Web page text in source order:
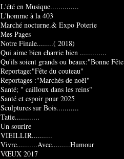
L'été en Musique..............
L'homme à la 403
Marché nocturne.& Expo Poterie
Mes Pages
Notre Finale........( 2018)
Qui aime bien charrie bien .............
Qu'ils soient grands ou beaux:"Bonne
Reportage:"Fête du couteau"
Reportages :"Marchés de noël"
Santé; " cailloux dans les reins"
Santé et espoir pour 2025
Sculptures sur Bois...........
Tatie............
Un sourire
VIEILLIR..........
Vivre..........Avec.........Humour
VŒUX 2017